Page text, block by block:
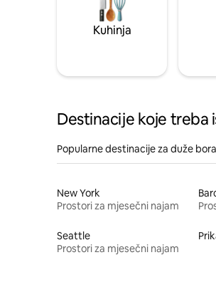
Kuhinja
Destinacije koje treba
Popularne destinacije za duže
New York
Prostori za mjesečni najam
Seattle
Prostori za mjesečni najam